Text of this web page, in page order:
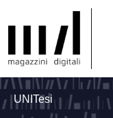
UNITesi